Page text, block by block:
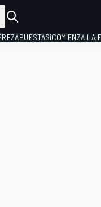
APUESTAS¡COMIENZA LA